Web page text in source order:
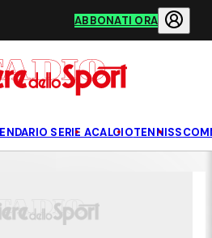
ABBONATI ORA
SERIE ACALCIOTENNIS